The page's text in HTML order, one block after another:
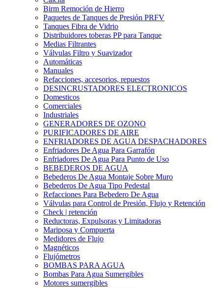
Birm Remoción de Hierro
Paquetes de Tanques de Presión PRFV
Tanques Fibra de Vidrio
Distribuidores toberas PP para Tanque
Medias Filtrantes
Válvulas Filtro y Suavizador
Automáticas
Manuales
Refacciones, accesorios, repuestos
DESINCRUSTADORES ELECTRONICOS
Domesticos
Comerciales
Industriales
GENERADORES DE OZONO
PURIFICADORES DE AIRE
ENFRIADORES DE AGUA DESPACHADORES
Enfriadores De Agua Para Garrafón
Enfriadores De Agua Para Punto de Uso
BEBEDEROS DE AGUA
Bebederos De Agua Montaje Sobre Muro
Bebederos De Agua Tipo Pedestal
Refacciones Para Bebedero De Agua
Válvulas para Control de Presión, Flujo y Retención
Check | retención
Reductoras, Expulsoras y Limitadoras
Mariposa y Compuerta
Medidores de Flujo
Magnéticos
Flujómetros
BOMBAS PARA AGUA
Bombas Para Agua Sumergibles
Motores sumergibles